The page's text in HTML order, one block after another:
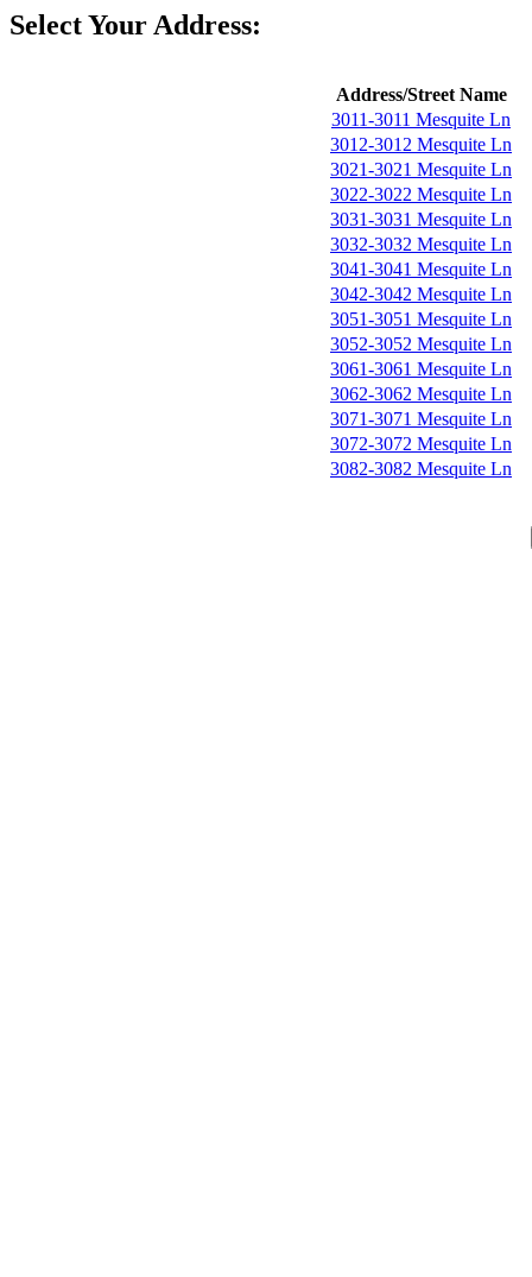
Select Your Address:
Address/Street Name
3011-3011 Mesquite Ln
3012-3012 Mesquite Ln
3021-3021 Mesquite Ln
3022-3022 Mesquite Ln
3031-3031 Mesquite Ln
3032-3032 Mesquite Ln
3041-3041 Mesquite Ln
3042-3042 Mesquite Ln
3051-3051 Mesquite Ln
3052-3052 Mesquite Ln
3061-3061 Mesquite Ln
3062-3062 Mesquite Ln
3071-3071 Mesquite Ln
3072-3072 Mesquite Ln
3082-3082 Mesquite Ln